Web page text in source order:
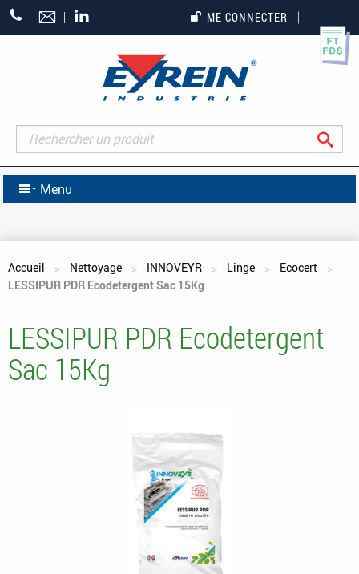
+33
(0)5
ME CONNECTER
Menu
Vous êtes ici
Accueil Nettoyage INNOVEYR Linge
Ecocert
LESSIPUR PDR Ecodetergent Sac 15Kg
LESSIPUR PDR Ecodetergent
Sac 15Kg